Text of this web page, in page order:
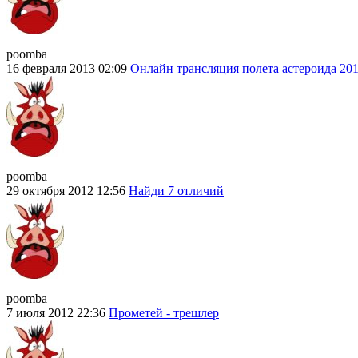
poomba
16 февраля 2013 02:09 Онлайн трансляция полета астероида
poomba
29 октября 2012 12:56 Найди 7 отличий
poomba
7 июля 2012 22:36 Прометей - трешлер